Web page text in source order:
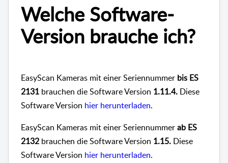
Welche Software-
Version brauche ich?
EasyScan Kameras mit einer Seriennummer bis ES
2131 brauchen die Software Version 1.11.4. Diese
Software Version hier herunterladen.
EasyScan Kameras mit einer Seriennummerab ES
2132 brauchen die Software Version 1.15. Diese
Software Version hier herunterladen.